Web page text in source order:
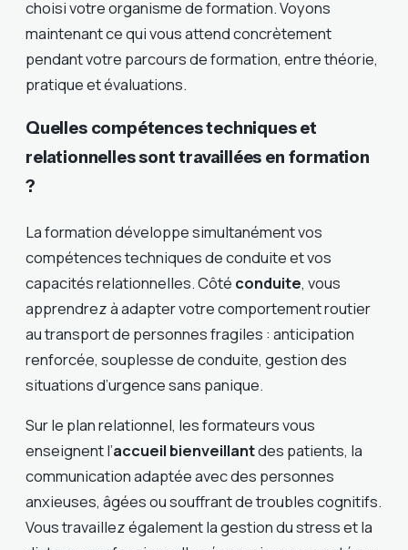
choisi votre organisme de formation. Voyons
maintenant ce qui vous attend concrètement
pendant votre parcours de formation, entre théorie,
pratique et évaluations.
Quelles compétences techniques et
relationnelles sont travaillées en formation
?
La formation développe simultanément vos
compétences techniques de conduite et vos
capacités relationnelles. Côté conduite, vous
apprendrez à adapter votre comportement routier
au transport de personnes fragiles : anticipation
renforcée, souplesse de conduite, gestion des
situations d’urgence sans panique.
Sur le plan relationnel, les formateurs vous
enseignent l’accueil bienveillantdes patients, la
communication adaptée avec des personnes
anxieuses, âgées ou souffrant de troubles cognitifs.
Vous travaillez également la gestion du stress et la